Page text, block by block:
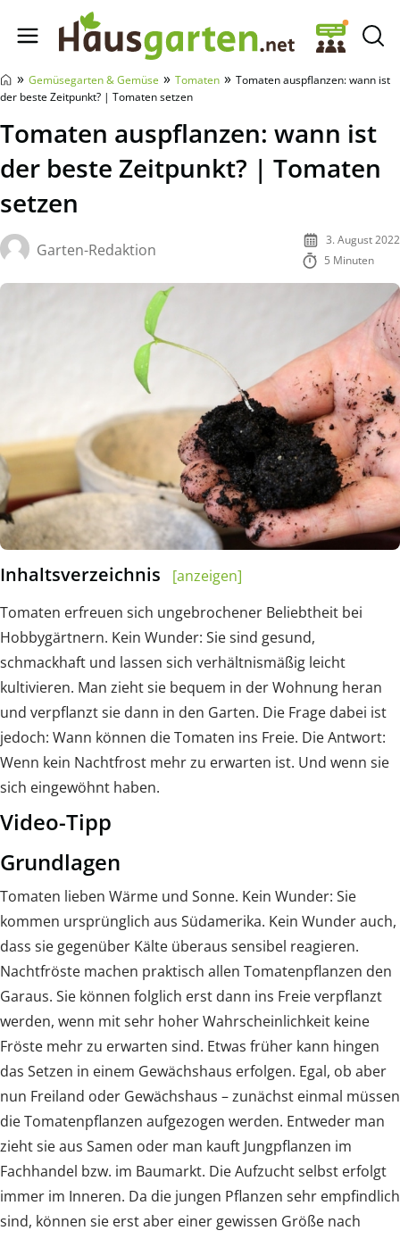
Hausgarten.net
» Gemüsegarten & Gemüse » Tomaten » Tomaten auspflanzen: wann ist
der beste Zeitpunkt? | Tomaten setzen
Tomaten auspflanzen: wann ist
der beste Zeitpunkt? | Tomaten
setzen
Garten-Redaktion
3. August 2022
5 Minuten
Inhaltsverzeichnis
[anzeigen]
Tomaten erfreuen sich ungebrochener Beliebtheit bei
Hobbygärtnern. Kein Wunder: Sie sind gesund,
schmackhaft und lassen sich verhältnismäßig leicht
kultivieren. Man zieht sie bequem in der Wohnung heran
und verpflanzt sie dann in den Garten. Die Frage dabei ist
jedoch: Wann können die Tomaten ins Freie. Die Antwort:
Wenn kein Nachtfrost mehr zu erwarten ist. Und wenn sie
sich eingewöhnt haben.
Video-Tipp
Grundlagen
Tomaten lieben Wärme und Sonne. Kein Wunder: Sie
kommen ursprünglich aus Südamerika. Kein Wunder auch,
dass sie gegenüber Kälte überaus sensibel reagieren.
Nachtfröste machen praktisch allen Tomatenpflanzen den
Garaus. Sie können folglich erst dann ins Freie verpflanzt
werden, wenn mit sehr hoher Wahrscheinlichkeit keine
Fröste mehr zu erwarten sind. Etwas früher kann hingen
das Setzen in einem Gewächshaus erfolgen. Egal, ob aber
nun Freiland oder Gewächshaus – zunächst einmal müssen
die Tomatenpflanzen aufgezogen werden. Entweder man
zieht sie aus Samen oder man kauft Jungpflanzen im
Fachhandel bzw. im Baumarkt. Die Aufzucht selbst erfolgt
immer im Inneren. Da die jungen Pflanzen sehr empfindlich
sind, können sie erst aber einer gewissen Größe nach